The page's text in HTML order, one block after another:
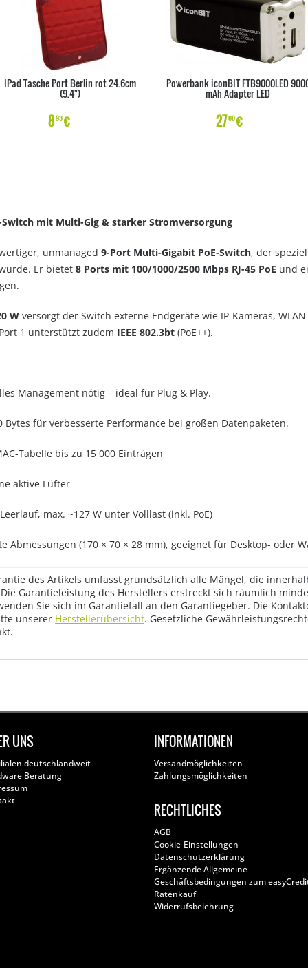
IPad Tasche Port Berlin rot 24.6cm
(9.4")
893€
Powerbank iconBIT FTB9000LED
mAh Adapter LED
2700€
Switch mit Multi-Gig & starker Stromversorgung
unmanaged 9-Port Multi-Gigabit PoE-Switch, der
Er bietet 8 Ports mit 100/1000/2500 Mbps RJ-45 PoE und
W versorgt der Switch externe Endgeräte wie IP-Kameras,
1 unterstützt zudem IEEE 802.3bt (PoE++).
Management nötig – ideal für Plug & Play.
Bytes für verbesserte Performance bei großen Datenpaketen.
Tabelle bis zu 15 000 Einträgen
aktive Lüfter
max. ~127 W unter Volllast (inkl. PoE)
Abmessungen (170 × 70 × 28 mm), geeignet für Desktop- oder
des Artikels umfasst grundsätzlich alle Mängel, die
Garantieleistung des Herstellers erstreckt sich räumlich
Sie sich im Garantiefall an den Garantiegeber. Die
unserer Herstellerübersicht. Gesetzliche
UNS
deutschlandweit
Beratung
INFORMATIONEN
Versandmöglichkeiten
Zahlungsmöglichkeiten
RECHTLICHES
AGB
Cookie-Einstellungen
Datenschutzerklärung
Ergänzende Allgemeine
Geschäftsbedingungen zum
Ratenkauf
Widerrufsbelehrung